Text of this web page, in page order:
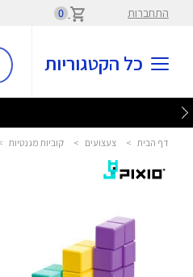
התחברות 0
כל הקטגוריות
דף הבית > צעצועים > קוביות מגנטיות